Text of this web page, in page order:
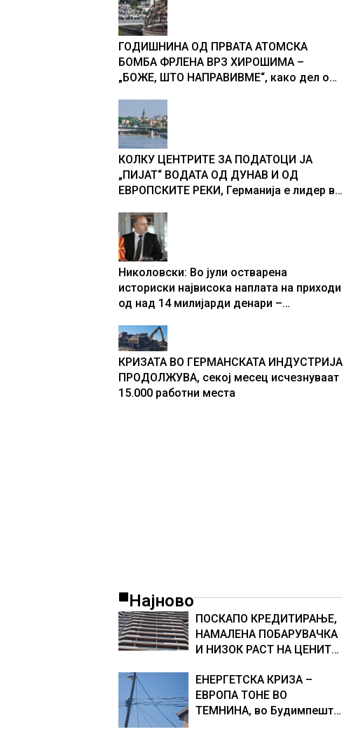
ГОДИШНИНА ОД ПРВАТА АТОМСКА
БОМБА ФРЛЕНА ВРЗ ХИРОШИМА –
„БОЖЕ, ШТО НАПРАВИВМЕ“, како дел од
учесниците во бомбардирањето го
доживуваа овој настан што го промени
текот на историјата
КОЛКУ ЦЕНТРИТЕ ЗА ПОДАТОЦИ ЈА
„ПИЈАТ“ ВОДАТА ОД ДУНАВ И ОД
ЕВРОПСКИТЕ РЕКИ, Германија е лидер во
податоци
Николовски: Во јули остварена
историски највисока наплата на приходи
од над 14 милијарди денари –
резултати
КРИЗАТА ВО ГЕРМАНСКАТА ИНДУСТРИЈА
ПРОДОЛЖУВА, секој месец исчезнуваат
15.000 работни места
Најново
ПОСКАПО КРЕДИТИРАЊЕ,
НАМАЛЕНА ПОБАРУВАЧКА
И НИЗОК РАСТ НА ЦЕНИТЕ
ГЕРМАНИЈА, цените
паднаа во Штутгарт
градот на автомобилската
ЕНЕРГЕТСКА КРИЗА –
ЕВРОПА ТОНЕ ВО
ТЕМНИНА, во Будимпешта